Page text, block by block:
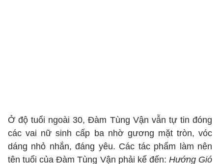
Ở độ tuổi ngoài 30, Đàm Tùng Vận vẫn tự tin đóng
các vai nữ sinh cấp ba nhờ gương mặt tròn, vóc
dáng nhỏ nhắn, đáng yêu. Các tác phẩm làm nên
tên tuổi của Đàm Tùng Vận phải kể đến: Hướng Gió